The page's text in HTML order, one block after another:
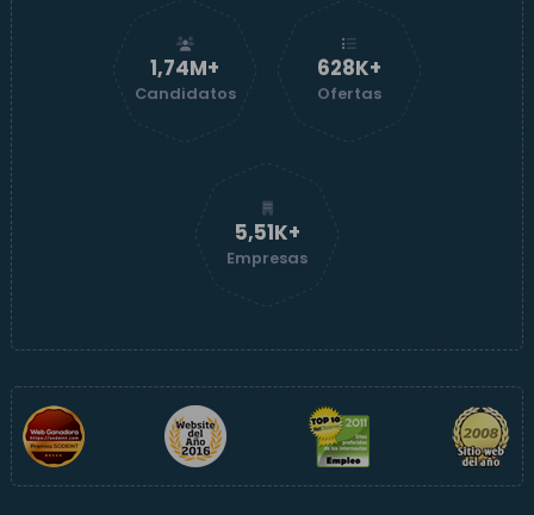
1,74M+
Candidatos
629K+
Ofertas
5,52K+
Empresas